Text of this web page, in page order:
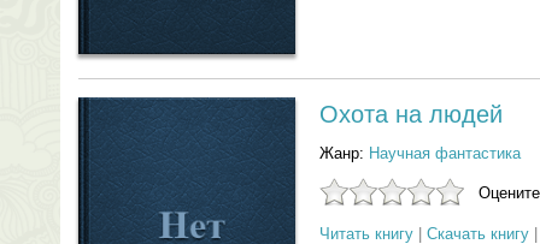
Охота на людей
Жанр: Научная фантастика
Читать книгу Скачать книгу